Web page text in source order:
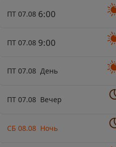
ПТ 07.08 6:00
ПТ 07.08 9:00
ПТ 07.08 День
ПТ 07.08 Вечер
СБ 08.08 Ночь